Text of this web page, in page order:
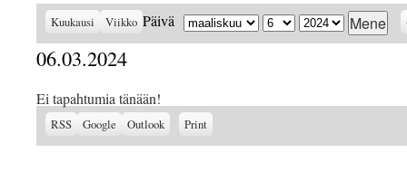
Kuukausi Viikko Päivä Kuukausi PäiväVuosi
06.03.2024
Ei tapahtumia tänään!
RSS
Subscribe
Google
Subscribe
Outlook Print